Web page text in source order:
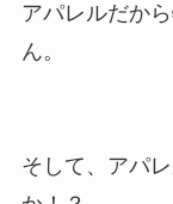
アパレルだか
ん。
そして、アパ